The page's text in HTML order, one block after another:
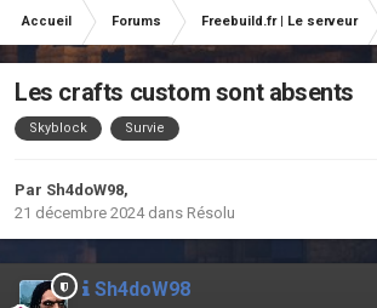
Accueil Forums Freebuild.fr | Le serveur
Les crafts custom sont absents
Skyblock Survie
Par Sh4doW98,
21 décembre 2024dans Résolu
Sh4doW98